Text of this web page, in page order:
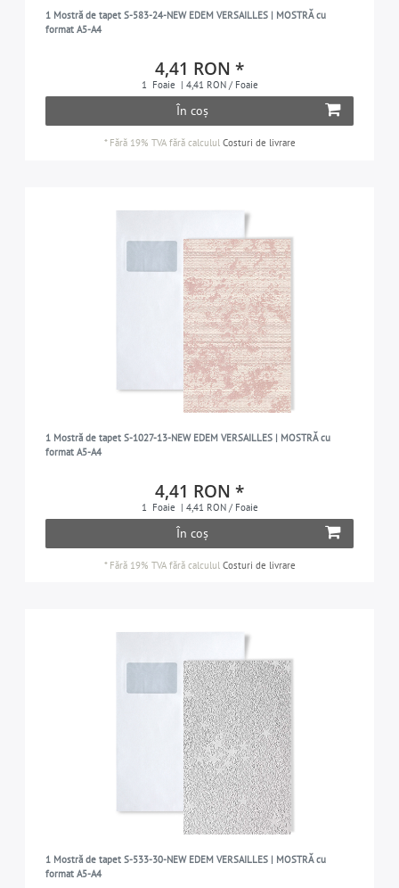
1 Mostră de tapet S-583-24-NEW EDEM VERSAILLES | MOSTRĂ cu
format A5-A4
4,41 RON *
1 Foaie | 4,41 RON / Foaie
În coș
* Fără 19% TVAfără calculul Costuri de livrare
1 Mostră de tapet S-1027-13-NEW EDEM VERSAILLES | MOSTRĂ cu
format A5-A4
4,41 RON *
1 Foaie | 4,41 RON / Foaie
În coș
* Fără 19% TVAfără calculul Costuri de livrare
1 Mostră de tapet S-533-30-NEW EDEM VERSAILLES | MOSTRĂ cu
format A5-A4